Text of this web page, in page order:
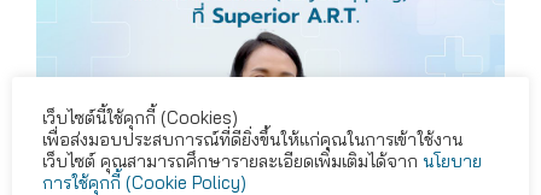
เว็บไซต์นี้ใช้คุกกี้ (Cookies)
เพื่อส่งมอบประสบการณ์ที่ดียิ่งขึ้นให้แก่คุณในการเข้าใช้งาน
เว็บไซต์ คุณสามารถศึกษารายละเอียดเพิ่มเติมได้จาก นโยบาย
การใช้คุกกี้ (Cookie Policy)